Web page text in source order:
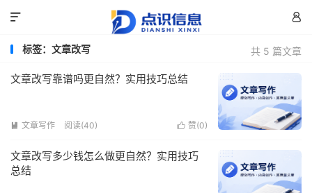


共 5 篇文章
标签：文章改写
文章改写靠谱吗更自然？实用技巧总结
 赞(0)
 文章写作 阅读(40)
文章改写多少钱怎么做更自然？实用技巧
总结